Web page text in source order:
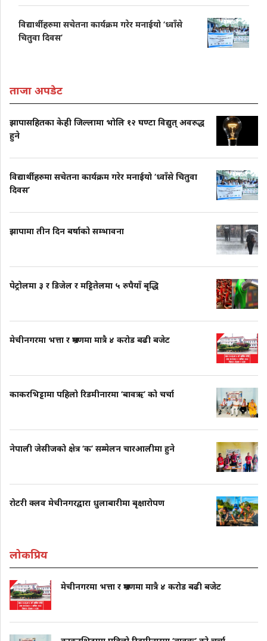
विद्यार्थीहरुमा सचेतना कार्यक्रम गरेर मनाईयो ‘ध्वाँसे
चितुवा दिवस’
ताजा अपडेट
झापासहितका केही जिल्लामा भोलि १२ घण्टा विद्युत् अवरुद्ध
हुने
विद्यार्थीहरुमा सचेतना कार्यक्रम गरेर मनाईयो ‘ध्वाँसे चितुवा
दिवस’
झापामा तीन दिन बर्षाको सम्भावना
पेट्रोलमा ३ र डिजेल र मट्टितेलमा ५ रुपैयाँ बृद्धि
मेचीनगरमा भत्ता र भ्रमणमा मात्रै ४ करोड बढी बजेट
काकरभिट्टामा पहिलो रिडमीनारमा ‘बावऋ’ को चर्चा
नेपाली जेसीजको क्षेत्र ‘क’ सम्मेलन चारआलीमा हुने
रोटरी क्लव मेचीनगरद्वारा धुलाबारीमा बृक्षारोपण
लोकप्रिय
मेचीनगरमा भत्ता र भ्रमणमा मात्रै ४ करोड बढी बजेट